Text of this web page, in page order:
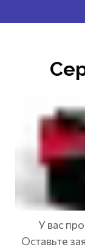
У вас
Оставьте